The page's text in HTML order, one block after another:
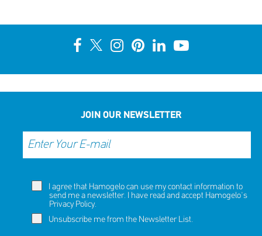
JOIN OUR NEWSLETTER
I agree that Hamogelo can use my contact information to
send me a newsletter. I have read and accept Hamogelo's
Privacy Policy.
Unsubscribe me from the Newsletter List.